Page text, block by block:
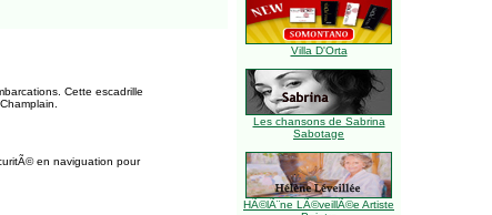
Cette escadrille
en naviguation pour
Villa D'Orta
Les chansons de Sabrina
Sabotage
HÃ©lÃ¨ne LÃ©veillÃ©e Artiste